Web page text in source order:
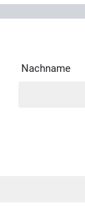
Nachname